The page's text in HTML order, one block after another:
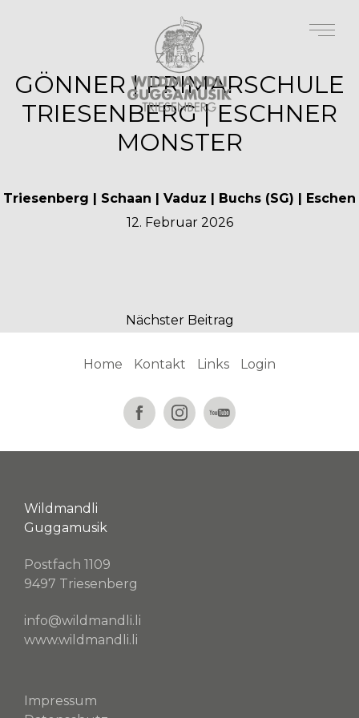
Zurück
GÖNNER | PRIMARSCHULE
TRIESENBERG | ESCHNER
MONSTER
Triesenberg | Schaan | Vaduz | Buchs (SG) | Eschen
12. Februar 2026
Nächster Beitrag
Home Kontakt Links Login
Wildmandli
Guggamusik
Postfach 1109
9497 Triesenberg
info@wildmandli.li
www.wildmandli.li
Impressum